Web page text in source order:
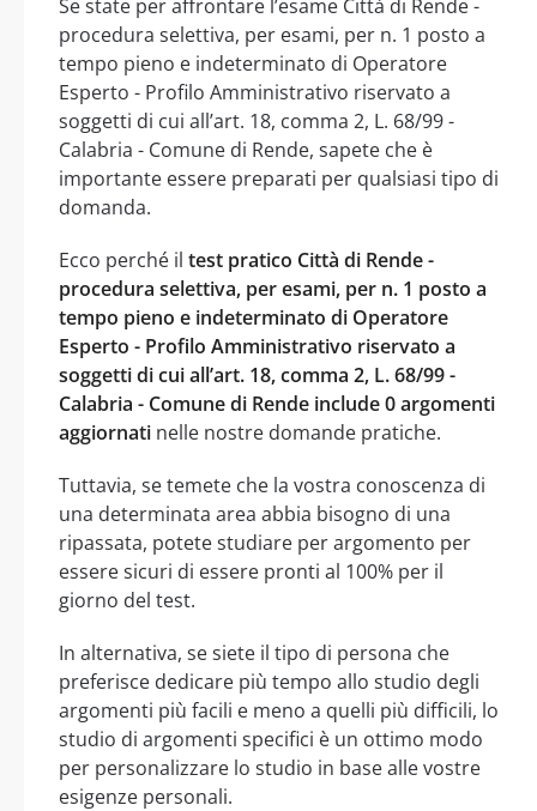
Se state per affrontare l’esame Città di Rende -
procedura selettiva, per esami, per n. 1 posto a
tempo pieno e indeterminato di Operatore
Esperto - Profilo Amministrativo riservato a
soggetti di cui all’art. 18, comma 2, L. 68/99 -
Calabria - Comune di Rende, sapete che è
importante essere preparati per qualsiasi tipo di
domanda.
Ecco perché il test pratico Città di Rende -
procedura selettiva, per esami, per n. 1 posto a
tempo pieno e indeterminato di Operatore
Esperto - Profilo Amministrativo riservato a
soggetti di cui all’art. 18, comma 2, L. 68/99 -
Calabria - Comune di Rende include 0 argomenti
aggiornati nelle nostre domande pratiche.
Tuttavia, se temete che la vostra conoscenza di
una determinata area abbia bisogno di una
ripassata, potete studiare per argomento per
essere sicuri di essere pronti al 100% per il
giorno del test.
In alternativa, se siete il tipo di persona che
preferisce dedicare più tempo allo studio degli
argomenti più facili e meno a quelli più difficili, lo
studio di argomenti specifici è un ottimo modo
per personalizzare lo studio in base alle vostre
esigenze personali.